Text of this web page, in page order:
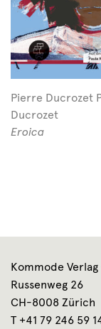
Pierre Ducrozet
Ducrozet
Eroica
Kommode Verlag
Russenweg 26
CH-8008 Zürich
T +41 79 246 59